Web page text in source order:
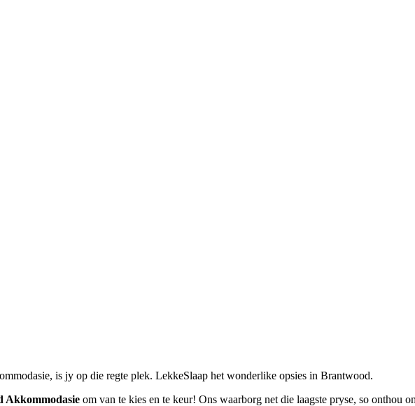
is jy op die regte plek. LekkeSlaap het wonderlike opsies in Brantwood.
Akkommodasie om van te kies en te keur! Ons waarborg net die laagste pryse, so onthou